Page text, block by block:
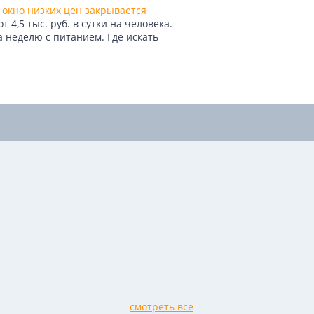
кто хочет
свои будущие
из дома.
что наше предложение подарит вам
низких цен закрывается
тыс. руб. в сутки на человека.
с питанием. Где искать
смотреть все